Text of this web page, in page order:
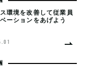
環境を改善して従業員
ーションをあげよう